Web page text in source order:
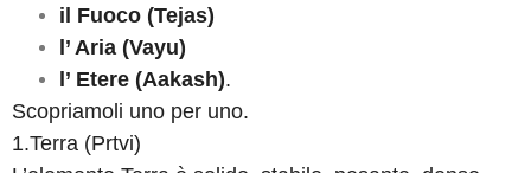
il Fuoco (Tejas)
l’ Aria (Vayu)
l’ Etere (Aakash).
Scopriamoli uno per uno.
1.Terra (Prtvi)